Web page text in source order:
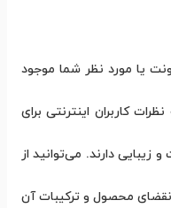
یا مورد نظر شما موجود
کاربران اینترنتی برای
دارند. می‌توانید از
محصول و ترکیبات آن